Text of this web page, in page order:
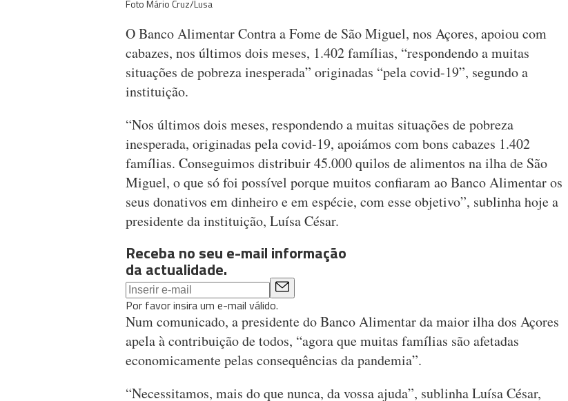
Foto Mário Cruz/Lusa
O Banco Alimentar Contra a Fome de São Miguel, nos Açores, apoiou com
cabazes, nos últimos dois meses, 1.402 famílias, “respondendo a muitas
situações de pobreza inesperada” originadas “pela covid-19”, segundo a
instituição.
“Nos últimos dois meses, respondendo a muitas situações de pobreza
inesperada, originadas pela covid-19, apoiámos com bons cabazes 1.402
famílias. Conseguimos distribuir 45.000 quilos de alimentos na ilha de São
Miguel, o que só foi possível porque muitos confiaram ao Banco Alimentar os
seus donativos em dinheiro e em espécie, com esse objetivo”, sublinha hoje a
presidente da instituição, Luísa César.
Receba no seu e-mail informação
da actualidade.
Por favor insira um e-mail válido.
Num comunicado, a presidente do Banco Alimentar da maior ilha dos Açores
apela à contribuição de todos, “agora que muitas famílias são afetadas
economicamente pelas consequências da pandemia”.
“Necessitamos, mais do que nunca, da vossa ajuda”, sublinha Luísa César,